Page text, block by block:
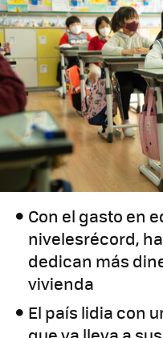
Con el gasto en
nivelesrécord,
dedican más
vivienda
El país lidia con